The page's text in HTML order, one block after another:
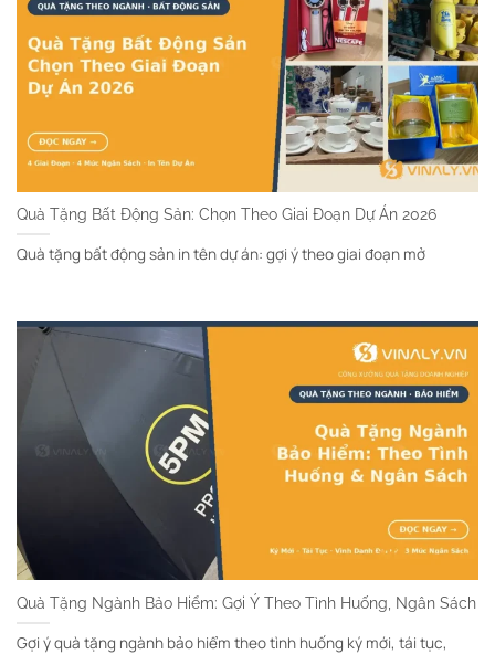
Quà Tặng Bất Động Sản: Chọn Theo Giai Đoạn Dự Án 2026
Quà tặng bất động sản in tên dự án: gợi ý theo giai đoạn mở
Quà Tặng Ngành Bảo Hiểm: Gợi Ý Theo Tình Huống, Ngân Sách
Gợi ý quà tặng ngành bảo hiểm theo tình huống ký mới, tái tục,